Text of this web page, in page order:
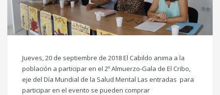
Jueves, 20 de septiembre de 2018 El Cabildo anima a la
población a participar en el 2º Almuerzo-Gala de El Cribo,
eje del Día Mundial de la Salud Mental Las entradas para
participar en el evento se pueden comprar